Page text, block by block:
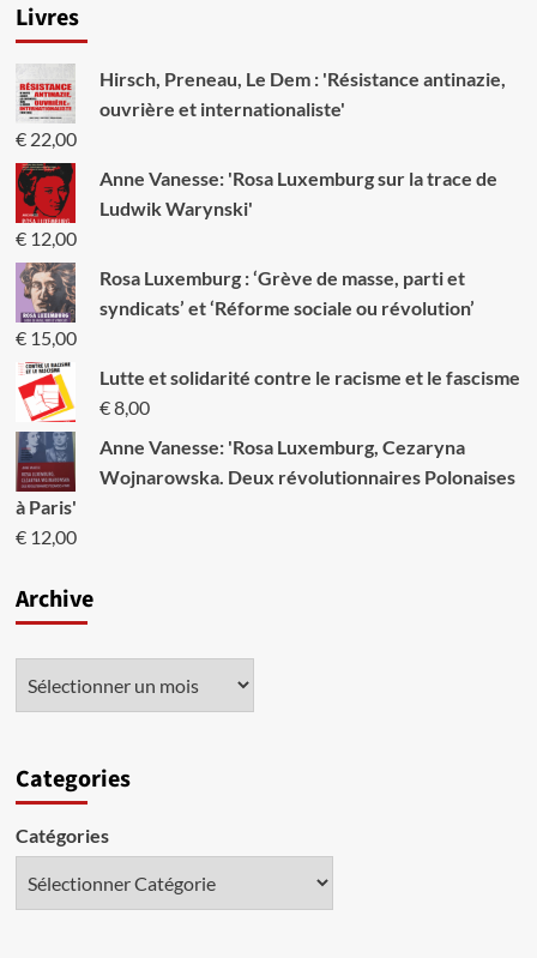
(ou
:
nécessité
presse
Livres
Hirsch, Preneau, Le Dem : 'Résistance antinazie,
ouvrière et internationaliste'
€22,00
Anne Vanesse: 'Rosa Luxemburg sur la trace de
Ludwik Warynski'
€12,00
Rosa Luxemburg : ‘Grève de masse, parti et
syndicats’ et ‘Réforme sociale ou révolution’
€15,00
Lutte et solidarité contre le racisme et le fascisme
€8,00
Anne Vanesse: 'Rosa Luxemburg, Cezaryna
Wojnarowska. Deux révolutionnaires Polonaises
à Paris'
€12,00
Archive
Categories
Catégories